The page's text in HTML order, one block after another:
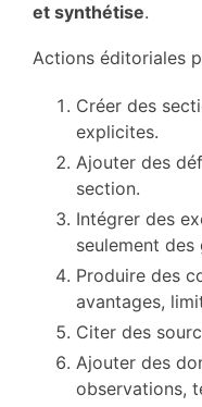
et synthétise.
Actions éditoriales
Créer des
explicites.
Ajouter des
section.
Intégrer des
seulement des
Produire des
avantages,
Citer des
Ajouter des
observations,